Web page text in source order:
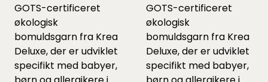
GOTS-certificeret
økologisk
bomuldsgarn fra Krea
Deluxe, der er udviklet
specifikt med babyer,
GOTS-certificeret
økologisk
bomuldsgarn fra Krea
Deluxe, der er udviklet
specifikt med babyer,